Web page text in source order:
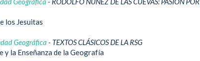
los Jesuitas
Geográfica - TEXTOS CLÁSICOS DE LA RSG
y la Enseñanza de la Geografía